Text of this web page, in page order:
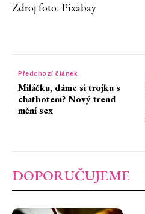
Zdroj foto: Pixabay
Předchozí článek
Miláčku, dáme si trojku s
chatbotem? Nový trend
mění sex
DOPORUČUJEME